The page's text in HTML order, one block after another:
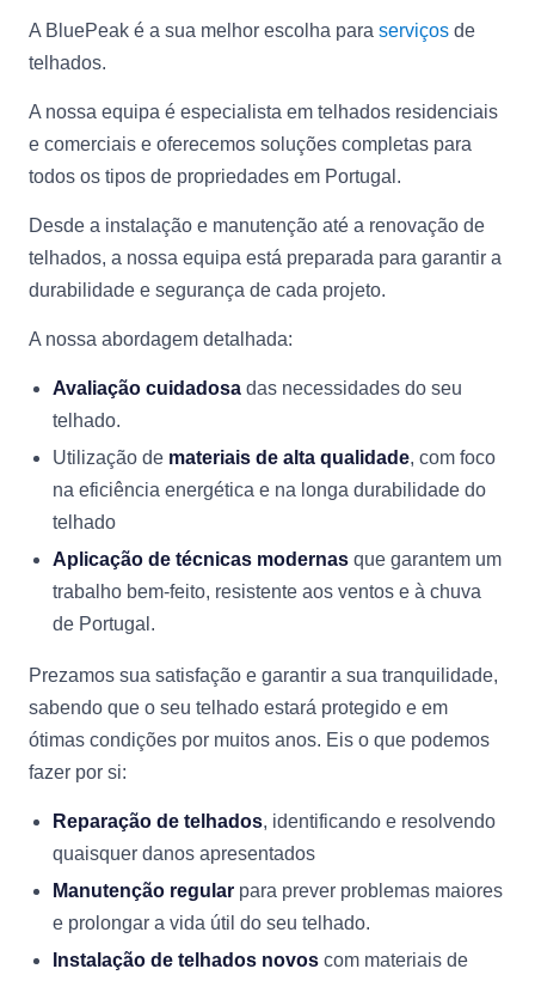
A BluePeak é a sua melhor escolha para serviços de
telhados.
A nossa equipa é especialista em telhados residenciais
e comerciais e oferecemos soluções completas para
todos os tipos de propriedades em Portugal.
Desde a instalação e manutenção até a renovação de
telhados, a nossa equipa está preparada para garantir a
durabilidade e segurança de cada projeto.
A nossa abordagem detalhada:
Avaliação cuidadosa das necessidades do seu
telhado.
Utilização de materiais de alta qualidade, com foco
na eficiência energética e na longa durabilidade do
telhado
Aplicação de técnicas modernas que garantem um
trabalho bem-feito, resistente aos ventos e à chuva
de Portugal.
Prezamos sua satisfação e garantir a sua tranquilidade,
sabendo que o seu telhado estará protegido e em
ótimas condições por muitos anos. Eis o que podemos
fazer por si:
Reparação de telhados, identificando e resolvendo
quaisquer danos apresentados
Manutenção regular para prever problemas maiores
e prolongar a vida útil do seu telhado.
Instalação de telhados novos com materiais de